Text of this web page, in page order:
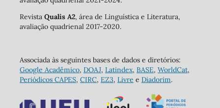
Revista Qualis A2, área de Linguística e Literatura,
avaliação quadrienal 2017-2020.
Associada às seguintes bases de dados e diretórios:
Google Acadêmico, DOAJ, Latindex, BASE, WorldCat,
Periódicos CAPES, CIRC, EZ3, Livre e Diadorim.